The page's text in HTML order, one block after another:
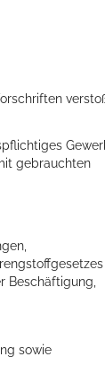
gebrauchten
Beschäftigung,
sowie